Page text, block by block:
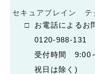
セキュアブレイン テ
お電話によるお
0120-988-131
受付時間 9:00
祝日は除く)